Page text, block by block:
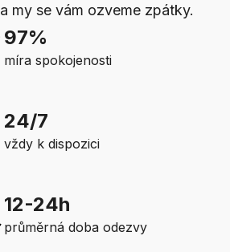
a my se vám ozveme zpátky.
97%
míra spokojenosti
24/7
vždy k dispozici
12-24h
průměrná doba odezvy